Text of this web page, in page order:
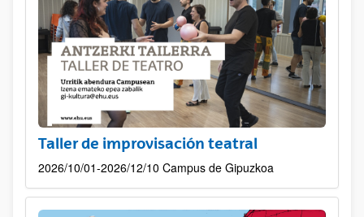
Taller de improvisación teatral
2026/10/01-2026/12/10 Campus de Gipuzkoa